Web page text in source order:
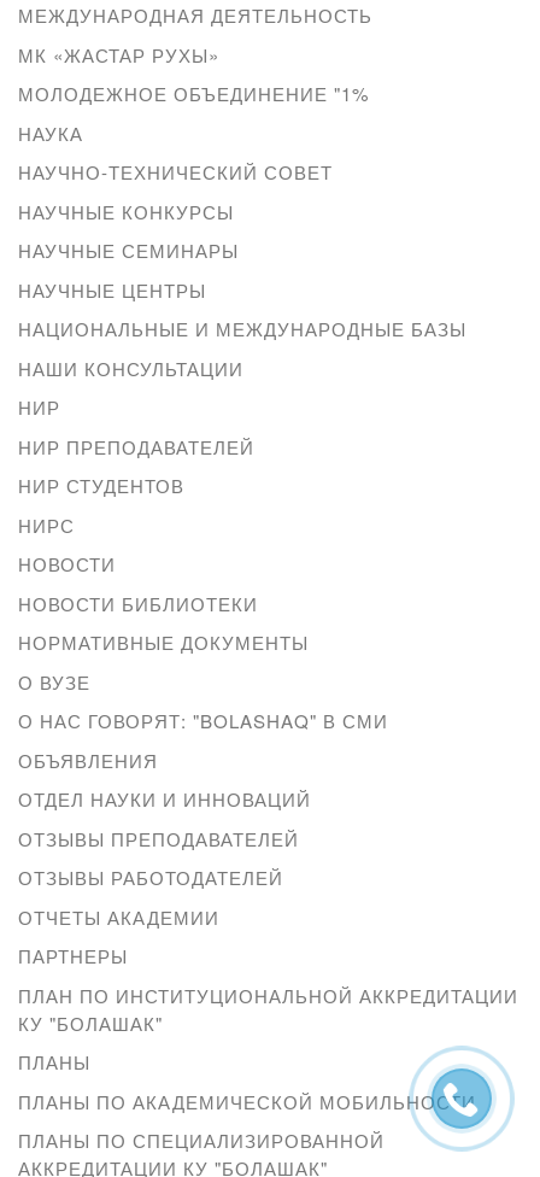
МЕЖДУНАРОДНАЯ ДЕЯТЕЛЬНОСТЬ
МК «ЖАСТАР РУХЫ»
МОЛОДЕЖНОЕ ОБЪЕДИНЕНИЕ "1%
НАУКА
НАУЧНО-ТЕХНИЧЕСКИЙ СОВЕТ
НАУЧНЫЕ КОНКУРСЫ
НАУЧНЫЕ СЕМИНАРЫ
НАУЧНЫЕ ЦЕНТРЫ
НАЦИОНАЛЬНЫЕ И МЕЖДУНАРОДНЫЕ БАЗЫ
НАШИ КОНСУЛЬТАЦИИ
НИР
НИР ПРЕПОДАВАТЕЛЕЙ
НИР СТУДЕНТОВ
НИРС
НОВОСТИ
НОВОСТИ БИБЛИОТЕКИ
НОРМАТИВНЫЕ ДОКУМЕНТЫ
О ВУЗЕ
О НАС ГОВОРЯТ: "BOLASHAQ" В СМИ
ОБЪЯВЛЕНИЯ
ОТДЕЛ НАУКИ И ИННОВАЦИЙ
ОТЗЫВЫ ПРЕПОДАВАТЕЛЕЙ
ОТЗЫВЫ РАБОТОДАТЕЛЕЙ
ОТЧЕТЫ АКАДЕМИИ
ПАРТНЕРЫ
ПЛАН ПО ИНСТИТУЦИОНАЛЬНОЙ АККРЕДИТАЦИИ
КУ "БОЛАШАК"
ПЛАНЫ
ПЛАНЫ ПО АКАДЕМИЧЕСКОЙ МОБИЛЬНОСТИ
ПЛАНЫ ПО СПЕЦИАЛИЗИРОВАННОЙ
АККРЕДИТАЦИИ КУ "БОЛАШАК"